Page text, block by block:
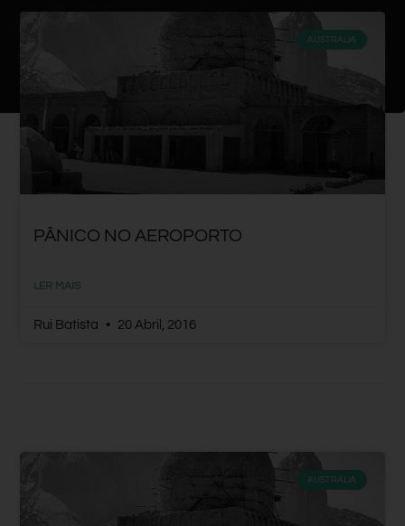
AUSTRÁLIA
PÂNICO NO AEROPORTO
LER MAIS
Rui Batista 20 Abril, 2016
AUSTRÁLIA